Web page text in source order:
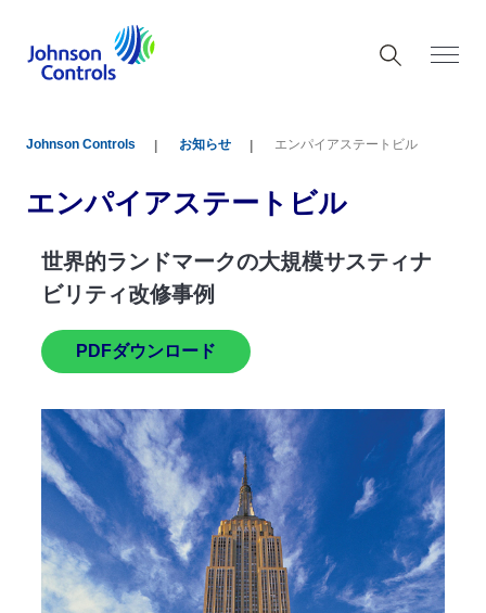
Johnson Controls お知らせ エンパイアステートビル
エンパイアステートビル
世界的ランドマークの大規模サスティナ
ビリティ改修事例
PDFダウンロード